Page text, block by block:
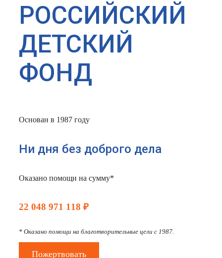
РОССИЙСКИЙ
ДЕТСКИЙ
ФОНД
Основан в 1987 году
Ни дня без доброго дела
Оказано помощи на сумму*
22 048 971 118 ₽
* Оказано помощи на благотворительные цели с 1987.
Пожертвовать